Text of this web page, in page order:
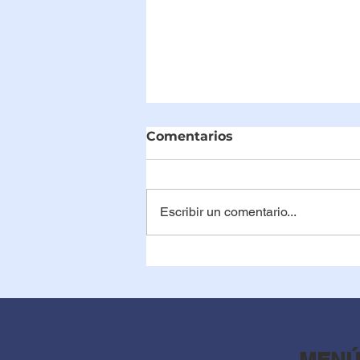
Mitos y realidades sobre
mamografía: ¿Es
Comentarios
Escribir un comentario...